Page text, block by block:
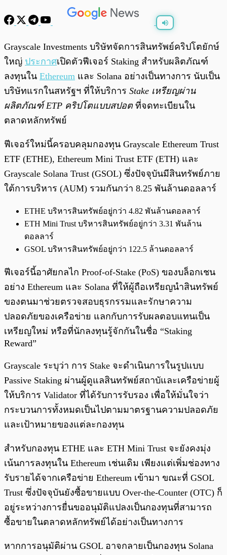
0:00/0:00
Grayscale Investments บริษัทจัดการสินทรัพย์คริปโตยักษ์
ใหญ่ ประกาศเปิดตัวฟีเจอร์ Staking สำหรับผลิตภัณฑ์
ลงทุนใน Ethereum และ Solana อย่างเป็นทางการ นับเป็น
บริษัทแรกในสหรัฐฯ ที่ให้บริการ Stake เหรียญผ่าน
ผลิตภัณฑ์ ETP คริปโตแบบสปอต ที่จดทะเบียนใน
ตลาดหลักทรัพย์
ฟีเจอร์ใหม่นี้ครอบคลุมกองทุน Grayscale Ethereum Trust
ETF (ETHE), Ethereum Mini Trust ETF (ETH) และ
Grayscale Solana Trust (GSOL) ซึ่งปัจจุบันมีสินทรัพย์ภาย
ใต้การบริหาร (AUM) รวมกันกว่า 8.25 พันล้านดอลลาร์
ETHE บริหารสินทรัพย์อยู่กว่า 4.82 พันล้านดอลลาร์
ETH Mini Trust บริหารสินทรัพย์อยู่กว่า 3.31 พันล้าน
ดอลลาร์
GSOL บริหารสินทรัพย์อยู่กว่า 122.5 ล้านดอลลาร์
ฟีเจอร์นี้อาศัยกลไก Proof-of-Stake (PoS) ของบล็อกเชน
อย่าง Ethereum และ Solana ที่ให้ผู้ถือเหรียญนำสินทรัพย์
ของตนมาช่วยตรวจสอบธุรกรรมและรักษาความ
ปลอดภัยของเครือข่าย แลกกับการรับผลตอบแทนเป็น
เหรียญใหม่ หรือที่นักลงทุนรู้จักกันในชื่อ “Staking
Reward”
Grayscale ระบุว่า การ Stake จะดำเนินการในรูปแบบ
Passive Staking ผ่านผู้ดูแลสินทรัพย์สถาบัและเครือข่ายผู้
ให้บริการ Validator ที่ได้รับการรับรอง เพื่อให้มั่นใจว่า
กระบวนการทั้งหมดเป็นไปตามมาตรฐานความปลอดภัย
และเป้าหมายของแต่ละกองทุน
สำหรับกองทุน ETHE และ ETH Mini Trust จะยังคงมุ่ง
เน้นการลงทุนใน Ethereum เช่นเดิม เพียงแต่เพิ่มช่องทาง
รับรายได้จากเครือข่าย Ethereum เข้ามา ขณะที่ GSOL
Trust ซึ่งปัจจุบันยังซื้อขายแบบ Over-the-Counter (OTC) ก็
อยู่ระหว่างการยื่นขออนุมัติแปลงเป็นกองทุนที่สามารถ
ซื้อขายในตลาดหลักทรัพย์ได้อย่างเป็นทางการ
หากการอนุมัติผ่าน GSOL อาจกลายเป็นกองทุน Solana